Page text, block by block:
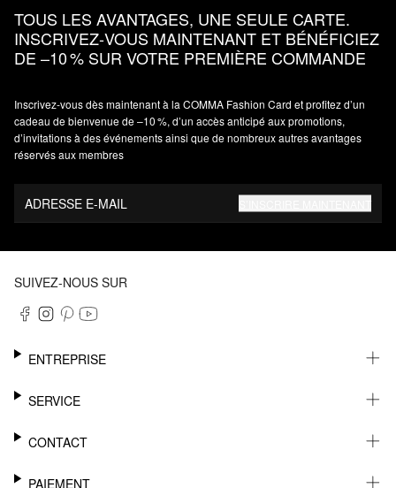
TOUS LES AVANTAGES, UNE SEULE CARTE.
INSCRIVEZ‑VOUS MAINTENANT ET BÉNÉFICIEZ
DE –10 % SUR VOTRE PREMIÈRE COMMANDE
Inscrivez‑vous dès maintenant à la COMMA Fashion Card et profitez d’un
cadeau de bienvenue de –10 %, d’un accès anticipé aux promotions,
d’invitations à des événements ainsi que de nombreux autres avantages
réservés aux membres
ADRESSE E-MAIL
SUIVEZ-NOUS SUR
ENTREPRISE
CARRIÈRE
SERVICE
NEWSLETTER
MÉMO
CONTACT
AIDE
PAIEMENT